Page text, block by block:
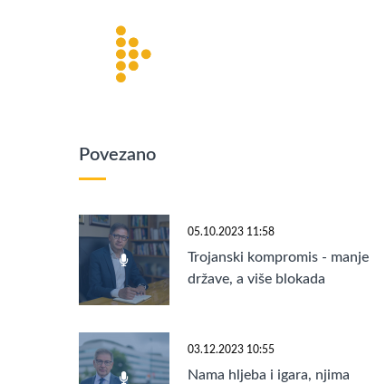
Povezano
05.10.2023 11:58
Trojanski kompromis - manje
države, a više blokada
03.12.2023 10:55
Nama hljeba i igara, njima